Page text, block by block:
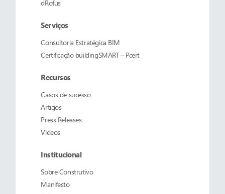
dRofus
Serviços
Consultoria Estratégica BIM
Certificação buildingSMART – Pcert
Recursos
Casos de sucesso
Artigos
Press Releases
Vídeos
Institucional
SobreConstrutivo
Manifesto